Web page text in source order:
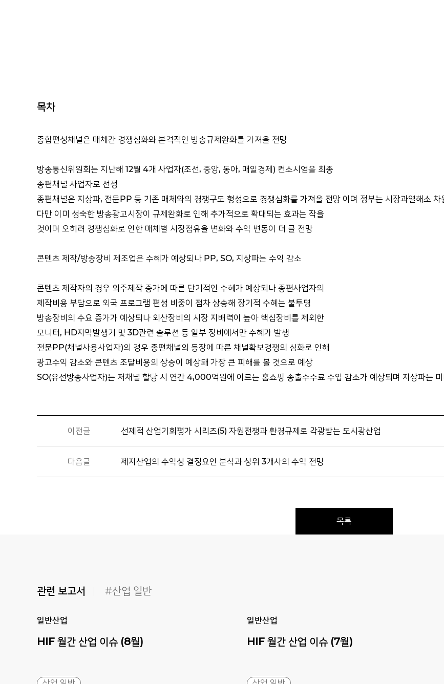
목차
종합편성채널은 매체간 경쟁심화와 본격적인 방송규제완화를 가져올 전망
방송통신위원회는 지난해 12월 4개 사업자(조선, 중앙, 동아, 매일경제) 컨소시엄을 최종
종편채널 사업자로 선정
종편채널은 지상파, 전문PP 등 기존 매체와의 경쟁구도 형성으로 경쟁심화를 가져올 전망 이며 정부는 시장과열해소
다만 이미 성숙한 방송광고시장이 규제완화로 인해 추가적으로 확대되는 효과는 작을
것이며 오히려 경쟁심화로 인한 매체별 시장점유율 변화와 수익 변동이 더 클 전망
콘텐츠 제작/방송장비 제조업은 수혜가 예상되나 PP, SO, 지상파는 수익 감소
콘텐츠 제작자의 경우 외주제작 증가에 따른 단기적인 수혜가 예상되나 종편사업자의
제작비용 부담으로 외국 프로그램 편성 비중이 점차 상승해 장기적 수혜는 불투명
방송장비의 수요 증가가 예상되나 외산장비의 시장 지배력이 높아 핵심장비를 제외한
모니터, HD자막발생기 및 3D관련 솔루션 등 일부 장비에서만 수혜가 발생
전문PP(채널사용사업자)의 경우 종편채널의 등장에 따른 채널확보경쟁의 심화로 인해
광고수익 감소와 콘텐츠 조달비용의 상승이 예상돼 가장 큰 피해를 볼 것으로 예상
SO(유선방송사업자)는 저채널 할당 시 연간 4,000억원에 이르는 홈쇼핑 송출수수료 수입 감소가 예상되며 지상파는
이전글 선제적 산업기회평가 시리즈(5) 자원전쟁과 환경규제로 각광받는 도시광산업
다음글 제지산업의 수익성 결정요인 분석과 상위 3개사의 수익 전망
목록
관련 보고서 #산업 일반
일반산업
HIF 월간 산업 이슈 (8월)
일반산업
HIF 월간 산업 이슈 (7월)